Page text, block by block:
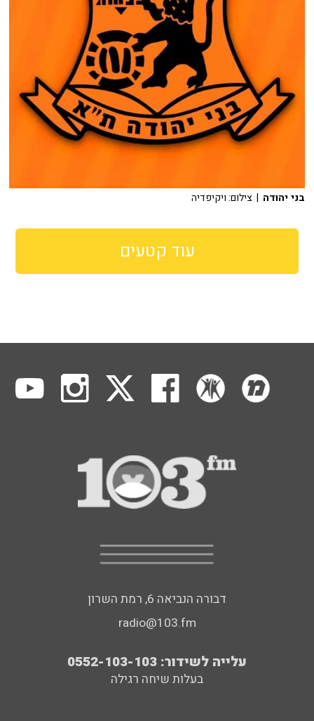
בני יהודה | צילום: ויקיפדיה
עוד קטעים
דבורה הנביאה 6, רמת השרון
radio@103.fm
עלייה לשידור: 0552-103-103
בעלות שיחה רגילה